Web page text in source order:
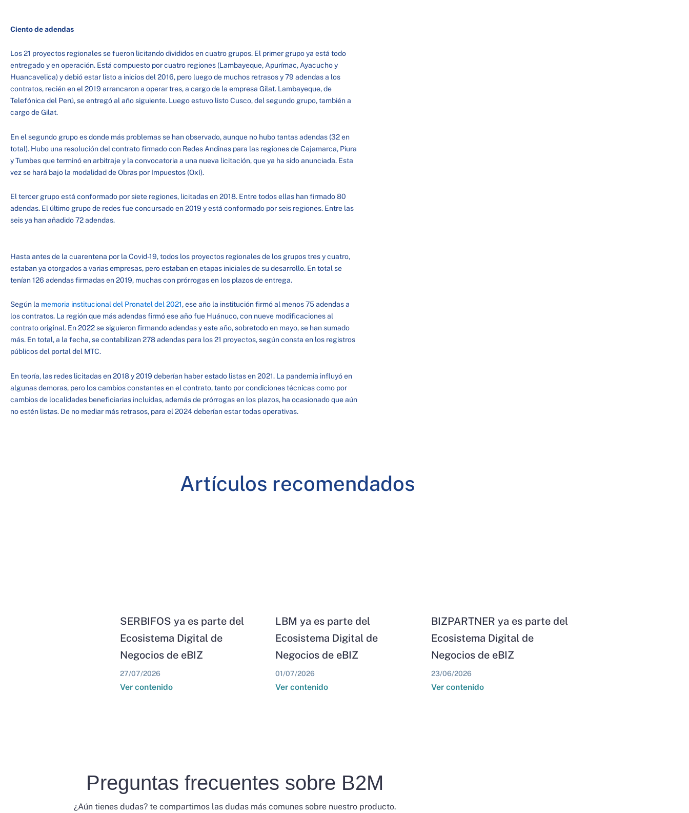
Ciento de adendas
Los 21 proyectos regionales se fueron licitando divididos en cuatro grupos. El primer grupo ya está todo
entregado y en operación. Está compuesto por cuatro regiones (Lambayeque, Apurímac, Ayacucho y
Huancavelica) y debió estar listo a inicios del 2016, pero luego de muchos retrasos y 79 adendas a los
contratos, recién en el 2019 arrancaron a operar tres, a cargo de la empresa Gilat. Lambayeque, de
Telefónica del Perú, se entregó al año siguiente. Luego estuvo listo Cusco, del segundo grupo, también a
cargo de Gilat.
En el segundo grupo es donde más problemas se han observado, aunque no hubo tantas adendas (32 en
total). Hubo una resolución del contrato firmado con Redes Andinas para las regiones de Cajamarca, Piura
y Tumbes que terminó en arbitraje y la convocatoria a una nueva licitación, que ya ha sido anunciada. Esta
vez se hará bajo la modalidad de Obras por Impuestos (OxI).
El tercer grupo está conformado por siete regiones, licitadas en 2018. Entre todos ellas han firmado 80
adendas. El último grupo de redes fue concursado en 2019 y está conformado por seis regiones. Entre las
seis ya han añadido 72 adendas.
Hasta antes de la cuarentena por la Covid-19, todos los proyectos regionales de los grupos tres y cuatro,
estaban ya otorgados a varias empresas, pero estaban en etapas iniciales de su desarrollo. En total se
tenían 126 adendas firmadas en 2019, muchas con prórrogas en los plazos de entrega.
Según la memoria institucional del Pronatel del 2021, ese año la institución firmó al menos 75 adendas a
los contratos. La región que más adendas firmó ese año fue Huánuco, con nueve modificaciones al
contrato original. En 2022 se siguieron firmando adendas y este año, sobretodo en mayo, se han sumado
más. En total, a la fecha, se contabilizan 278 adendas para los 21 proyectos, según consta en los registros
públicos del portal del MTC.
En teoría, las redes licitadas en 2018 y 2019 deberían haber estado listas en 2021. La pandemia influyó en
algunas demoras, pero los cambios constantes en el contrato, tanto por condiciones técnicas como por
cambios de localidades beneficiarias incluidas, además de prórrogas en los plazos, ha ocasionado que aún
no estén listas. De no mediar más retrasos, para el 2024 deberían estar todas operativas.
Artículos recomendados
SERBIFOS ya es parte del
Ecosistema Digital de
Negocios de eBIZ
27/07/2026
Ver contenido
LBM ya es parte del
Ecosistema Digital de
Negocios de eBIZ
01/07/2026
Ver contenido
BIZPARTNER ya es parte del
Ecosistema Digital de
Negocios de eBIZ
23/06/2026
Ver contenido
Preguntas frecuentes sobre B2M
¿Aún tienes dudas? te compartimos las dudas más comunes sobre nuestro producto.